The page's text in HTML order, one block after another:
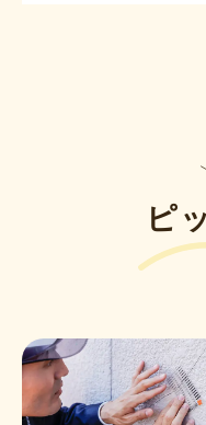
ピ